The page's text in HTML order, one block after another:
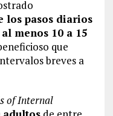
los pasos diarios
menos 10 a 15
que
breves a
of Internal